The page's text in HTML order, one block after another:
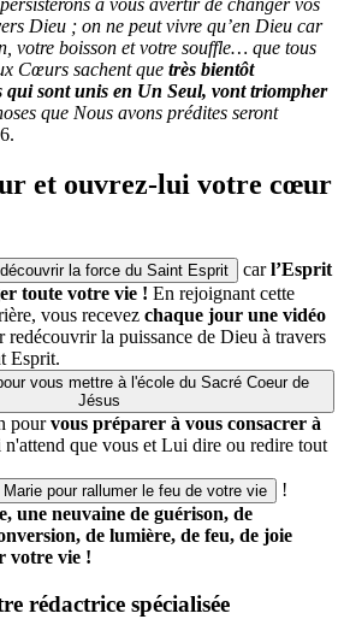
Dieu ; on ne peut vivre qu’en Dieu car
votre boisson et votre souffle… que tous
Cœurs sachent que très bientôt
sont unis en Un Seul, vont triompher
que Nous avons prédites seront
et ouvrez-lui votre cœur
la force du Saint Esprit carl’Esprit
toute votre vie ! En rejoignant cette
vous recevez chaque jour une vidéo
redécouvrir la puissance de Dieu à travers
Esprit.
vous mettre à l'école du Sacré Coeur de
Jésus
pourvous préparer à vous consacrer à
n'attend que vous et Lui dire ou redire tout
pour rallumer le feu de votre vie
!
une neuvaine de guérison, de
de lumière, de feu, de joie
votre vie !
rédactrice spécialisée